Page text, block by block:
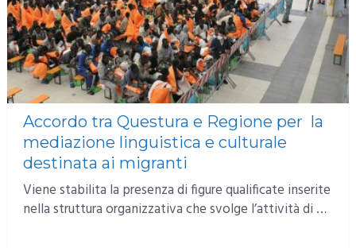
Accordo tra Questura e Regione per la
mediazione linguistica e culturale
destinata ai migranti
Viene stabilita la presenza di figure qualificate inserite
nella struttura organizzativa che svolge l’attività di …